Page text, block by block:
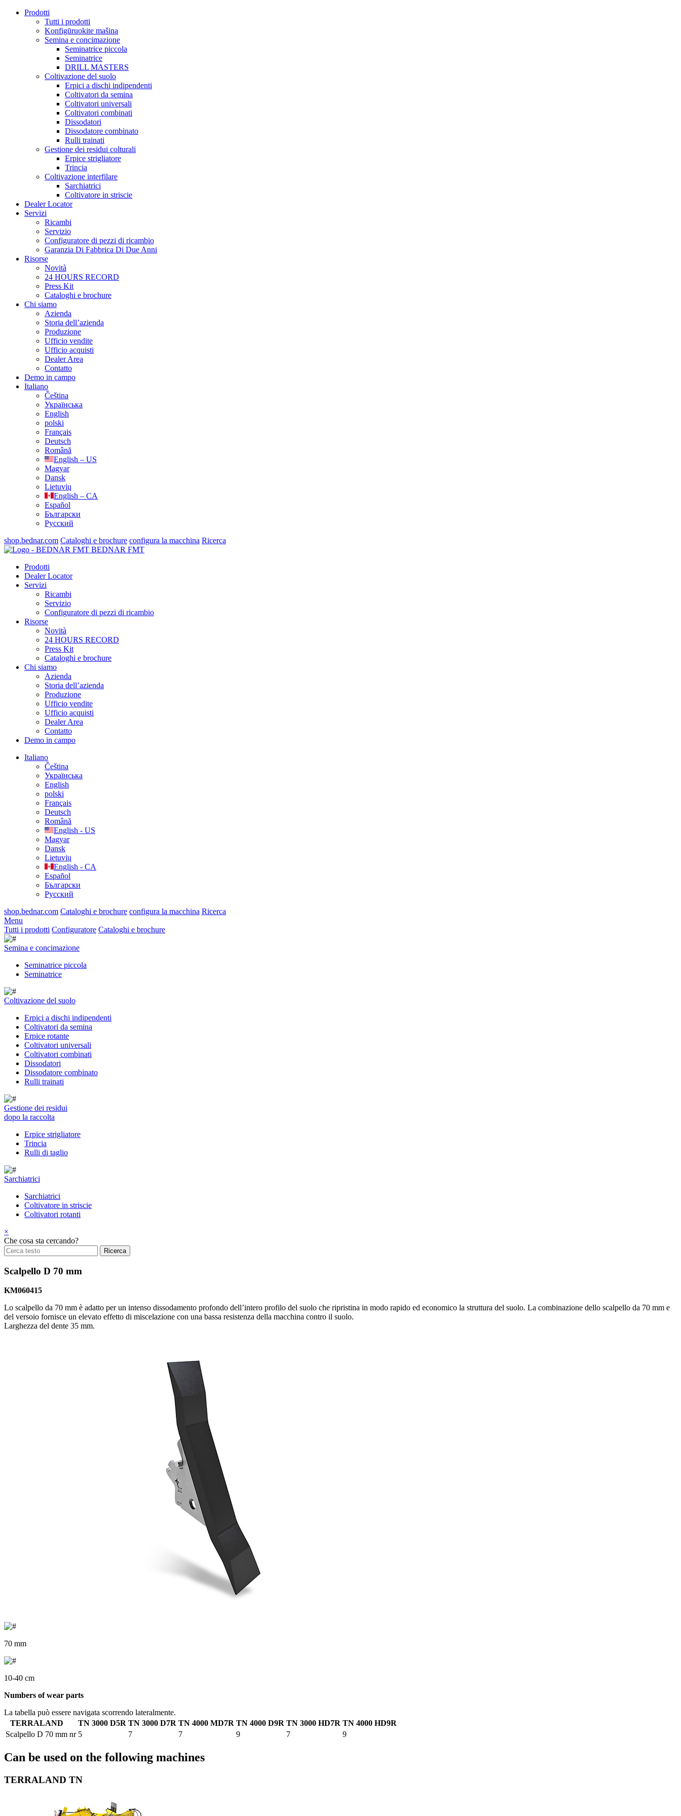
Prodotti
Tutti i prodotti
Konfigūruokite mašiną
Semina e concimazione
Seminatrice piccola
Seminatrice
DRILL MASTERS
Coltivazione del suolo
Erpici a dischi indipendenti
Coltivatori da semina
Coltivatori universali
Coltivatori combinati
Dissodatori
Dissodatore combinato
Rulli trainati
Gestione dei residui colturali
Erpice strigliatore
Trincia
Coltivazione interfilare
Sarchiatrici
Coltivatore in striscie
Dealer Locator
Servizi
Ricambi
Servizio
Configuratore di pezzi di ricambio
Garanzia Di Fabbrica Di Due Anni
Risorse
Novità
24 HOURS RECORD
Press Kit
Cataloghi e brochure
Chi siamo
Azienda
Storia dell’azienda
Produzione
Ufficio vendite
Ufficio acquisti
Dealer Area
Contatto
Demo in campo
Italiano
Čeština
Українська
English
polski
Français
Deutsch
Română
English – US
Magyar
Dansk
Lietuvių
English – CA
Español
Български
Русский
shop.bednar.com Cataloghi e brochure configura la macchina Ricerca
BEDNAR FMT
Prodotti
Dealer Locator
Servizi
Ricambi
Servizio
Configuratore di pezzi di ricambio
Risorse
Novità
24 HOURS RECORD
Press Kit
Cataloghi e brochure
Chi siamo
Azienda
Storia dell’azienda
Produzione
Ufficio vendite
Ufficio acquisti
Dealer Area
Contatto
Demo in campo
Italiano
Čeština
Українська
English
polski
Français
Deutsch
Română
English - US
Magyar
Dansk
Lietuvių
English - CA
Español
Български
Русский
shop.bednar.com Cataloghi e brochure configura la macchina Ricerca
Menu
Tutti i prodotti Configuratore Cataloghi e brochure
Semina e concimazione
Seminatrice piccola
Seminatrice
Coltivazione del suolo
Erpici a dischi indipendenti
Coltivatori da semina
Erpice rotante
Coltivatori universali
Coltivatori combinati
Dissodatori
Dissodatore combinato
Rulli trainati
Gestione dei residui
dopo la raccolta
Erpice strigliatore
Trincia
Rulli di taglio
Sarchiatrici
Sarchiatrici
Coltivatore in striscie
Coltivatori rotanti
×
Che cosa sta cercando?
Scalpello D 70 mm
KM060415
Lo scalpello da 70 mm è adatto per un intenso dissodamento profondo dell’intero profilo del suolo che ripristina in modo rapido ed economico la struttura del suolo. La combinazione dello scalpello da 70 mm e
del versoio fornisce un elevato effetto di miscelazione con una bassa resistenza della macchina contro il suolo.
Larghezza del dente 35 mm.
70 mm
10-40 cm
Numbers of wear parts
La tabella può essere navigata scorrendo lateralmente.
TERRALAND
TN 3000 D5R TN 3000 D7R TN 4000 MD7R TN 4000 D9R TN 3000 HD7R TN 4000 HD9R
Scalpello D 70 mm nr 5 7 7 9 7 9
Can be used on the following machines
TERRALAND TN